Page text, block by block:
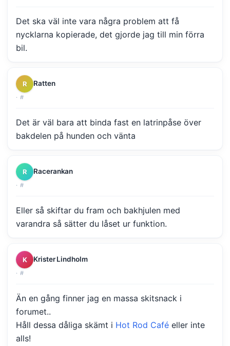
Det ska väl inte vara några problem att få
nycklarna kopierade, det gjorde jag till min förra
bil.
R Ratten
· #
Det är väl bara att binda fast en latrinpåse över
bakdelen på hunden och vänta
R Racerankan
· #
Eller så skiftar du fram och bakhjulen med
varandra så sätter du låset ur funktion.
K Krister Lindholm
· #
Än en gång finner jag en massa skitsnack i
forumet..
Håll dessa dåliga skämt i Hot Rod Café eller inte
alls!